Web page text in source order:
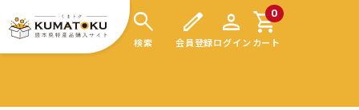
search
検索
edit
会員登録
person
ログイン
0
shopping_cart
カート